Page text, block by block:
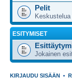
Pelit
ESITYMISET
Jokainen
KIRJAUDU SISÄÄN •